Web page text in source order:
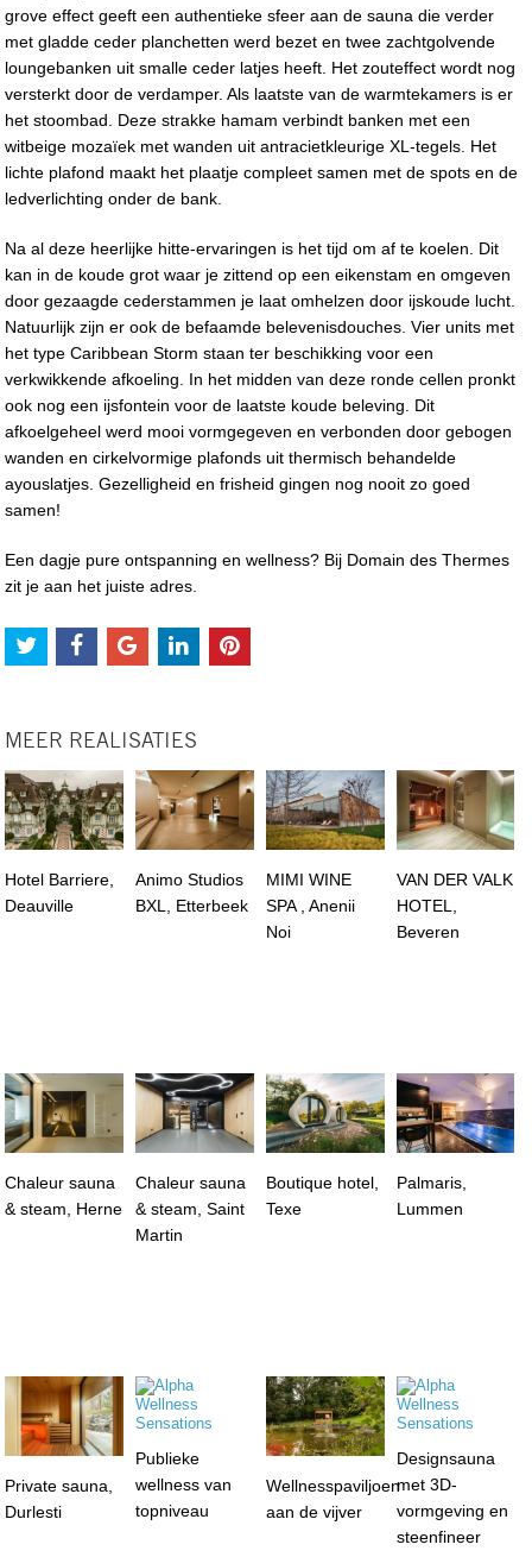
grove effect geeft een authentieke sfeer aan de sauna die verder
met gladde ceder planchetten werd bezet en twee zachtgolvende
loungebanken uit smalle ceder latjes heeft. Het zouteffect wordt nog
versterkt door de verdamper. Als laatste van de warmtekamers is er
het stoombad. Deze strakke hamam verbindt banken met een
witbeige mozaïek met wanden uit antracietkleurige XL-tegels. Het
lichte plafond maakt het plaatje compleet samen met de spots en de
ledverlichting onder de bank.
Na al deze heerlijke hitte-ervaringen is het tijd om af te koelen. Dit
kan in de koude grot waar je zittend op een eikenstam en omgeven
door gezaagde cederstammen je laat omhelzen door ijskoude lucht.
Natuurlijk zijn er ook de befaamde belevenisdouches. Vier units met
het type Caribbean Storm staan ter beschikking voor een
verkwikkende afkoeling. In het midden van deze ronde cellen pronkt
ook nog een ijsfontein voor de laatste koude beleving. Dit
afkoelgeheel werd mooi vormgegeven en verbonden door gebogen
wanden en cirkelvormige plafonds uit thermisch behandelde
ayouslatjes. Gezelligheid en frisheid gingen nog nooit zo goed
samen!
Een dagje pure ontspanning en wellness? Bij Domain des Thermes
zit je aan het juiste adres.
MEER REALISATIES
Hotel Barriere,
Deauville
Animo Studios
BXL, Etterbeek
MIMI WINE
SPA , Anenii
Noi
VAN DER VALK
HOTEL,
Beveren
Chaleur sauna
& steam, Herne
Chaleur sauna
& steam, Saint
Martin
Boutique hotel,
Texe
Palmaris,
Lummen
Private sauna,
Durlesti
Publieke
wellness van
topniveau
Wellnesspaviljoen
aan de vijver
Designsauna
met 3D-
vormgeving en
steenfineer